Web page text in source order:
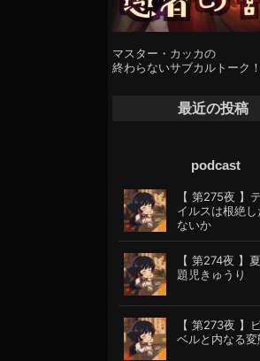
マスター・カッカの
終わらないサブカルトーク！
最近の投稿
podcast
【 第275夜 】
イルスは根絶
ないか
【 第274夜 】
題児きゅうり
【 第273夜 】
ベルと内なる変